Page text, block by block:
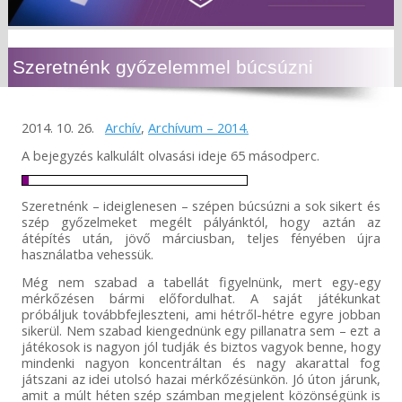
Szeretnénk győzelemmel búcsúzni
2014. 10. 26. Archív, Archívum – 2014.
A bejegyzés kalkulált olvasási ideje 65 másodperc.
Szeretnénk – ideiglenesen – szépen búcsúzni a sok sikert és
szép győzelmeket megélt pályánktól, hogy aztán az
átépítés után, jövő márciusban, teljes fényében újra
használatba vehessük.
Még nem szabad a tabellát figyelnünk, mert egy-egy
mérkőzésen bármi előfordulhat. A saját játékunkat
próbáljuk továbbfejleszteni, ami hétről-hétre egyre jobban
sikerül. Nem szabad kiengednünk egy pillanatra sem – ezt a
játékosok is nagyon jól tudják és biztos vagyok benne, hogy
mindenki nagyon koncentráltan és nagy akarattal fog
játszani az idei utolsó hazai mérkőzésünkön. Jó úton járunk,
amit a múlt héten szép számban megjelent közönségünk is